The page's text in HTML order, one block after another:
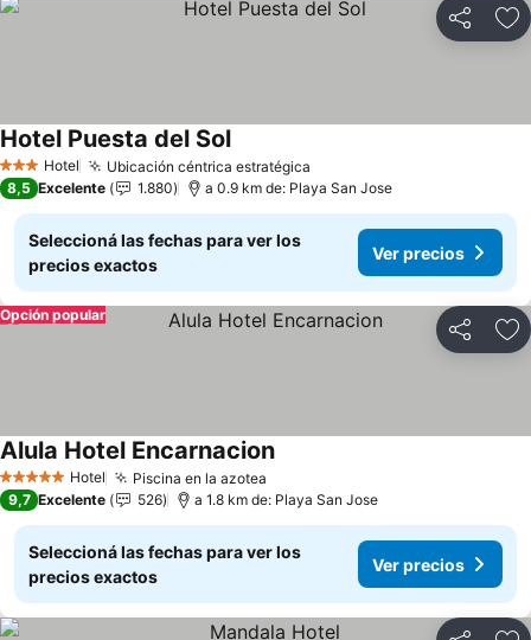
Compartir
3 Estrellas
Hotel Ubicación céntrica estratégica
Hotel Puesta del Sol
8,5 Excelente 1.880 a 0.9 km de: Playa San Jose
Seleccioná las fechas para ver los
precios exactos
Ver precios
Compartir
Opción popular
5 Estrellas Hotel Piscina en la azotea
Alula Hotel Encarnacion
9,7 Excelente 526 a 1.8 km de: Playa San Jose
Seleccioná las fechas para ver los
precios exactos
Ver precios